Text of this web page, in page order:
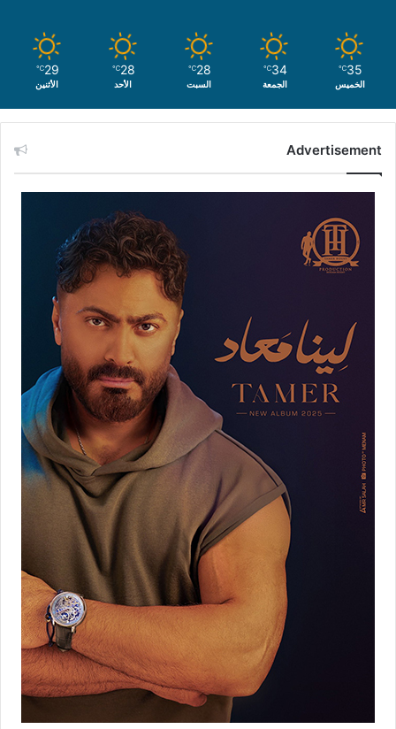
35
℃
الخميس
34
℃
الجمعة
28
℃
السبت
28
℃
الأحد
29
℃
الأثنين
Advertisement